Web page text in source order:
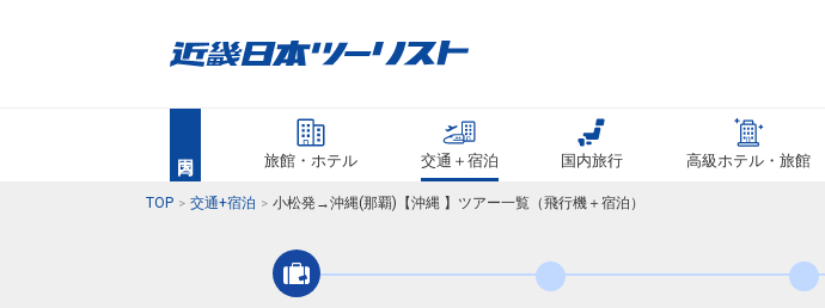
旅館・ホテル 交通＋宿泊 国内旅行 高級ホテル・旅館
TOP 交通+宿泊 小松発→沖縄(那覇)【沖縄 】ツアー一覧（飛行機＋宿泊）